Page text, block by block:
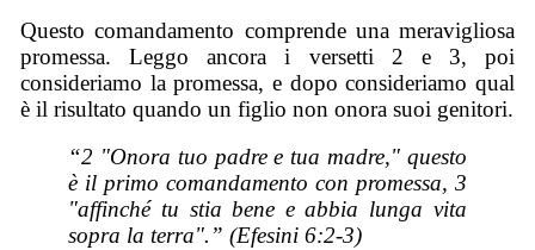
Questo comandamento comprende una meravigliosa
promessa. Leggo ancora i versetti 2 e 3, poi
consideriamo la promessa, e dopo consideriamo qual
è il risultato quando un figlio non onora suoi genitori.
“2 "Onora tuo padre e tua madre," questo
è il primo comandamento con promessa, 3
"affinché tu stia bene e abbia lunga vita
sopra la terra".” (Efesini 6:2-3)